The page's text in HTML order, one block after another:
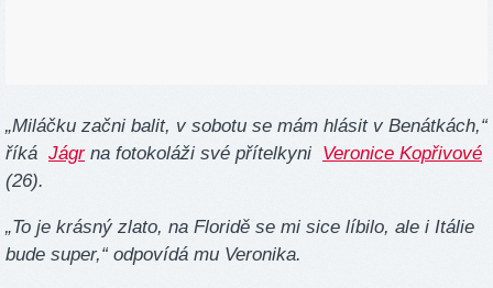
„Miláčku začni balit, v sobotu se mám hlásit v Benátkách,“
říká Jágrna fotokoláži své přítelkyni Veronice Kopřivové
(26).
„To je krásný zlato, na Floridě se mi sice líbilo, ale i Itálie
bude super,“ odpovídá mu Veronika.